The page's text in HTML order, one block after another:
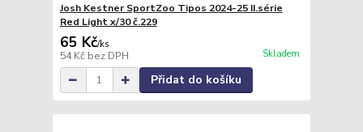
Josh Kestner SportZoo Tipos 2024-25 II.série
Red Light x/30 č.229
65 Kč/ks
54 Kč bez DPH Skladem
Přidat do košíku